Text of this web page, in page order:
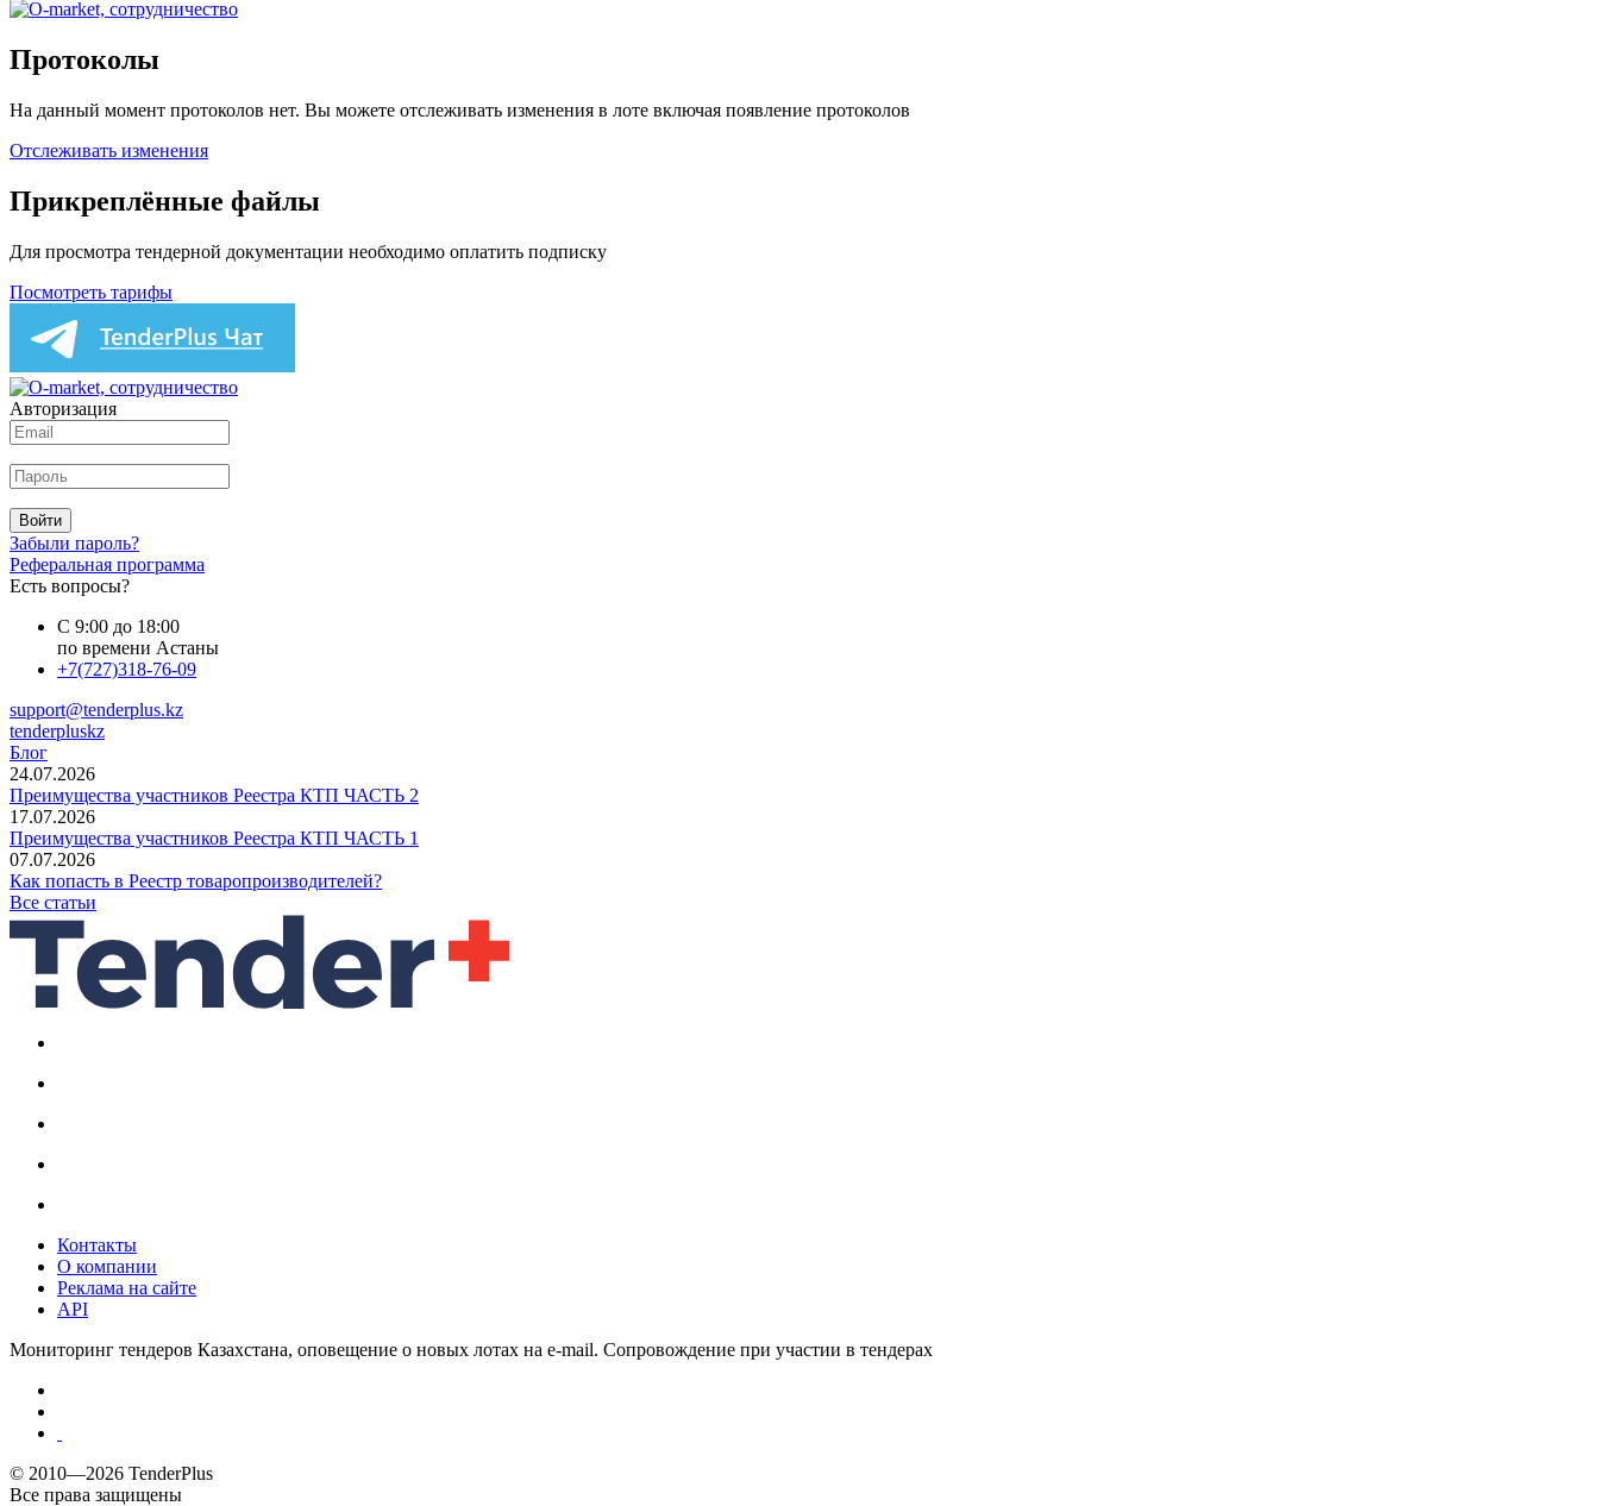
Протоколы
На данный момент протоколов нет. Вы можете отслеживать изменения в лоте включая появление протоколов
Отслеживать изменения
Прикреплённые файлы
Для просмотра тендерной документации необходимо оплатить подписку
Посмотреть тарифы
Авторизация
Войти
Забыли пароль?
Реферальная программа
Есть вопросы?
С 9:00 до 18:00
по времени Астаны
+7(727)318-76-09
support@tenderplus.kz
tenderpluskz
Блог
24.07.2026
Преимущества участников Реестра КТП ЧАСТЬ 2
17.07.2026
Преимущества участников Реестра КТП ЧАСТЬ 1
07.07.2026
Как попасть в Реестр товаропроизводителей?
Все статьи
Контакты
О компании
Реклама на сайте
API
Мониторинг тендеров Казахстана, оповещение о новых лотах на e-mail. Сопровождение при участии в тендерах
© 2010—2026 TenderPlus
Все права защищены